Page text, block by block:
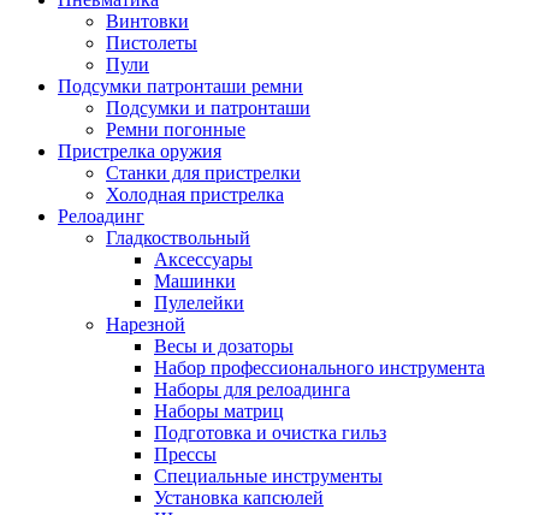
Винтовки
Пистолеты
Пули
Подсумки патронташи ремни
Подсумки и патронташи
Ремни погонные
Пристрелка оружия
Станки для пристрелки
Холодная пристрелка
Релоадинг
Гладкоствольный
Аксессуары
Машинки
Пулелейки
Нарезной
Весы и дозаторы
Набор профессионального инструмента
Наборы для релоадинга
Наборы матриц
Подготовка и очистка гильз
Прессы
Специальные инструменты
Установка капсюлей